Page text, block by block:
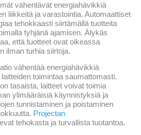
vähentävät energiahävikkiä
liikkeitä ja varastointia. Automaattiset
tehokkaasti siirtämällä tuotteita
tyhjänä ajamisen. Älykäs
että tuotteet ovat oikeassa
ilman turhia siirtoja.
vähentää energiahävikkiä
toimintaa saumattomasti.
tasaista, laitteet voivat toimia
ylimääräisiä käynnistyksiä ja
tunnistaminen ja poistaminen
Projectan
tehokasta ja turvallista tuotantoa.